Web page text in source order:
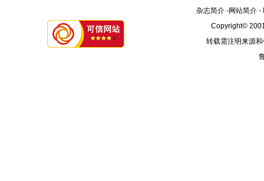
杂志简介-网站简介-
Copyright©
转载需注明来源